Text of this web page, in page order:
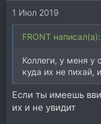
1 Июл 2019
FRONT написал(а):
Коллеги, у меня у
куда их не пихай,
Если ты имеешь
их и не увидит